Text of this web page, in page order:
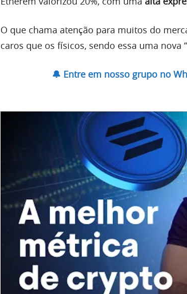
O que chama atenção para muitos do
caros que os físicos, sendo essa uma
🔔 Entre em nosso grupo no